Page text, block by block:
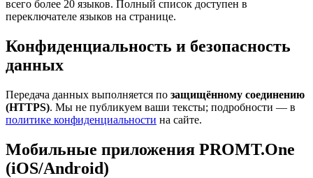
всего более 20 языков. Полный список доступен в
переключателе языков на странице.
Конфиденциальность и безопасность
данных
Передача данных выполняется по защищённому соединению
(HTTPS). Мы не публикуем ваши тексты; подробности — в
политике конфиденциальности на сайте.
Мобильные приложения PROMT.One
(iOS/Android)